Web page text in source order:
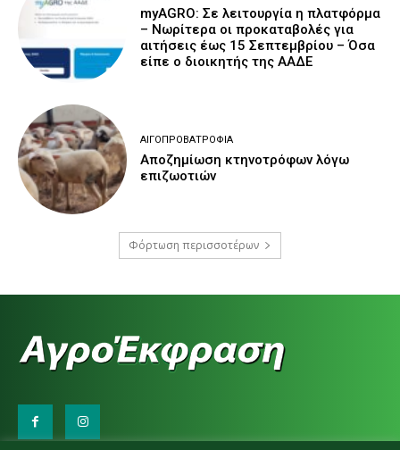
myAGRO: Σε λειτουργία η πλατφόρμα
– Νωρίτερα οι προκαταβολές για
αιτήσεις έως 15 Σεπτεμβρίου – Όσα
είπε ο διοικητής της ΑΑΔΕ
ΑΙΓΟΠΡΟΒΑΤΡΟΦΊΑ
Αποζημίωση κτηνοτρόφων λόγω
επιζωοτιών
Φόρτωση περισσοτέρων